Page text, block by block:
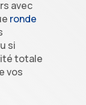
avec
ronde
si
totale
vos